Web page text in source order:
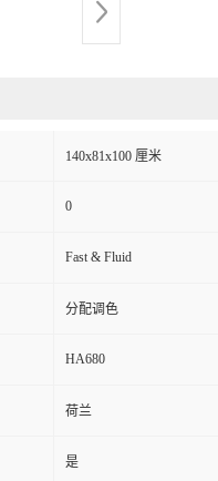
140x81x100 厘米
0
Fast & Fluid
分配调色
HA680
荷兰
是